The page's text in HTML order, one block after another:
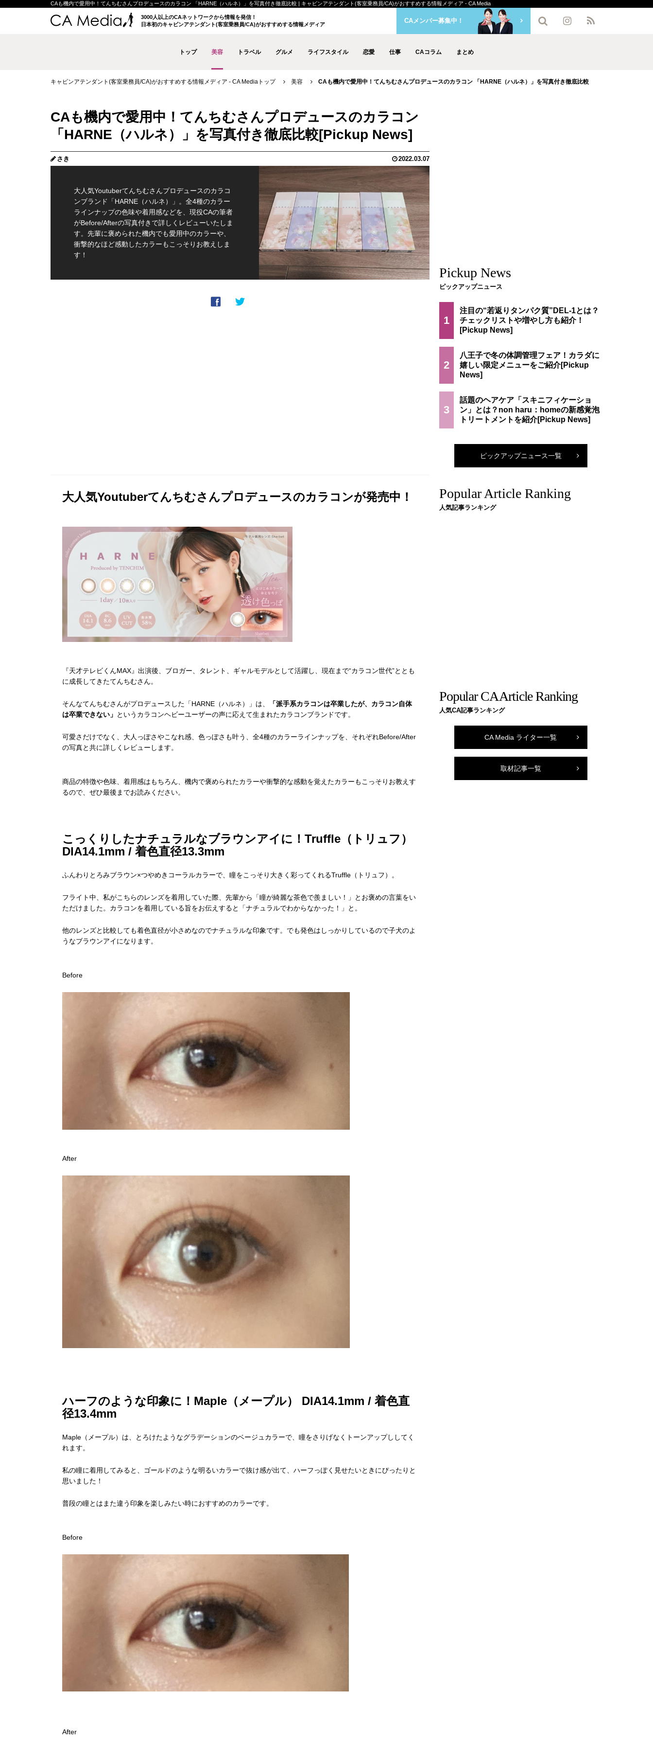
CAも機内で愛用中！てんちむさんプロデュースのカラコン 「HARNE（ハルネ）」を写真付き徹底比較 | キャビンアテンダント(客室乗務員/CA)がおすすめする情報メディア - CA Media
3000人以上のCAネットワークから情報を発信！
日本初のキャビンアテンダント(客室乗務員/CA)がおすすめする情報メディア
トップ 美容 トラベル グルメ ライフスタイル 恋愛 仕事 CAコラム まとめ
CAメンバー募集中！
キャビンアテンダント(客室乗務員/CA)がおすすめする情報メディア - CA Mediaトップ 美容 CAも機内で愛用中！てんちむさんプロデュースのカラコン 「HARNE（ハルネ）」を写真付き徹底比較
CAも機内で愛用中！てんちむさんプロデュースのカラコン
「HARNE（ハルネ）」を写真付き徹底比較
さき 2022.03.07
大人気Youtuberてんちむさんプロデュースのカラコ
ンブランド「HARNE（ハルネ）」。全4種のカラー
ラインナップの色味や着用感などを、現役CAの筆者
がBefore/Afterの写真付きで詳しくレビューいたしま
す。先輩に褒められた機内でも愛用中のカラーや、
衝撃的なほど感動したカラーもこっそりお教えしま
す！
大人気Youtuberてんちむさんプロデュースのカラコンが発売中！
『天才テレビくんMAX』出演後、ブロガー、タレント、ギャルモデルとして活躍し、現在まで“カラコン世代”ととも
に成長してきたてんちむさん。
そんなてんちむさんがプロデュースした「HARNE（ハルネ）」は、
「派手系カラコンは卒業したが、カラコン自体
は卒業できない」 というカラコンヘビーユーザーの声に応えて生まれたカラコンブランドです。
可愛さだけでなく、大人っぽさやこなれ感、色っぽさも叶う、全4種のカラーラインナップを、それぞれBefore/After
の写真と共に詳しくレビューします。
商品の特徴や色味、着用感はもちろん、機内で褒められたカラーや衝撃的な感動を覚えたカラーもこっそりお教えす
るので、ぜひ最後までお読みください。
こっくりしたナチュラルなブラウンアイに！Truffle（トリュフ）
DIA14.1mm / 着色直径13.3mm
ふんわりとろみブラウン×つやめきコーラルカラーで、瞳をこっそり大きく彩ってくれるTruffle（トリュフ）。
フライト中、私がこちらのレンズを着用していた際、先輩から「瞳が綺麗な茶色で羨ましい！」とお褒めの言葉をい
ただけました。カラコンを着用している旨をお伝えすると「ナチュラルでわからなかった！」と。
他のレンズと比較しても着色直径が小さめなのでナチュラルな印象です。でも発色はしっかりしているので子犬のよ
うなブラウンアイになります。
Before
After
ハーフのような印象に！Maple（メープル） DIA14.1mm / 着色直
径13.4mm
Maple（メープル）は、とろけたようなグラデーションのベージュカラーで、瞳をさりげなくトーンアップししてく
れます。
私の瞳に着用してみると、ゴールドのような明るいカラーで抜け感が出て、ハーフっぽく見せたいときにぴったりと
思いました！
普段の瞳とはまた違う印象を楽しみたい時におすすめのカラーです。
Before
After
Pickup News
ピックアップニュース
1
注目の“若返りタンパク質”DEL-1とは？
チェックリストや増やし方も紹介！
2
八王子で冬の体調管理フェア！カラダに
嬉しい限定メニューをご紹介
3
話題のヘアケア「スキニフィケーショ
ン」とは？non haru：homeの新感覚泡
トリートメントを紹介
ピックアップニュース一覧
Popular Article Ranking
人気記事ランキング
Popular CA Article Ranking
人気CA記事ランキング
CA Media ライター一覧
取材記事一覧